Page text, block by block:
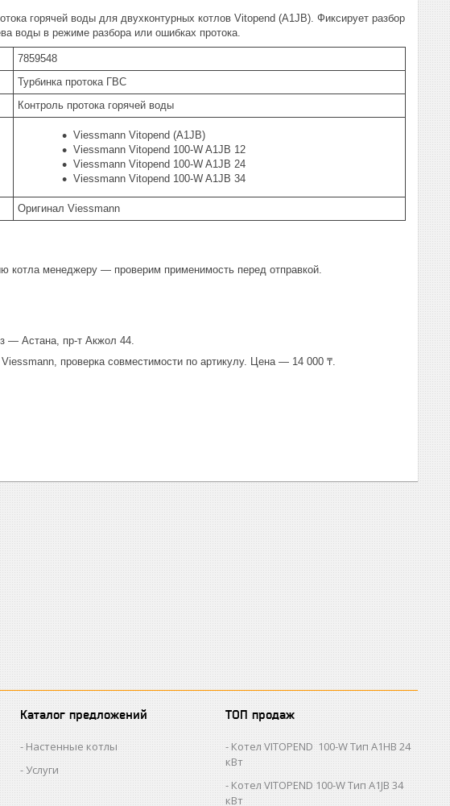
горячей воды для двухконтурных котлов Vitopend (A1JB). Фиксирует разбор
воды в режиме разбора или ошибках протока.
7859548
Турбинка протока ГВС
Контроль протока горячей воды
Viessmann Vitopend (A1JB)
Viessmann Vitopend 100-W A1JB 12
Viessmann Vitopend 100-W A1JB 24
Viessmann Vitopend 100-W A1JB 34
Оригинал Viessmann
котла менеджеру — проверим применимость перед отправкой.
— Астана, пр-т Акжол 44.
проверка совместимости по артикулу. Цена — 14 000 ₸.
Каталог предложений
Настенные котлы
Услуги
ТОП продаж
Котел VITOPEND 100-W Тип A1HB 24
кВт
Котел VITOPEND 100-W Тип A1JB 34
кВт